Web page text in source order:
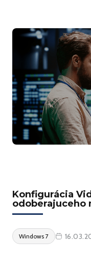
Konfigurácia
odoberajuceho
Windows 7